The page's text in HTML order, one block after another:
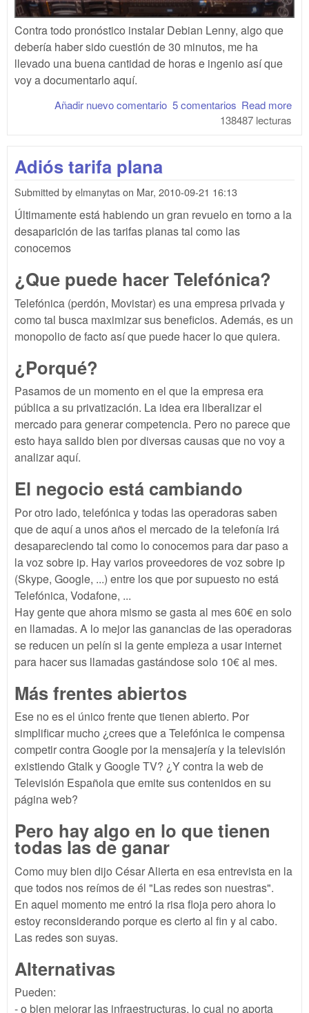
Contra todo pronóstico instalar Debian Lenny, algo que
debería haber sido cuestión de 30 minutos, me ha
llevado una buena cantidad de horas e ingenio así que
voy a documentarlo aquí.
Read more
5 comentarios
Añadir nuevo comentario
138487 lecturas
Adiós tarifa plana
Submitted byelmanytason Mar, 2010-09-21 16:13
Últimamente está habiendo un gran revuelo en torno a la
desaparición de las tarifas planas tal como las
conocemos
¿Que puede hacer Telefónica?
Telefónica (perdón, Movistar) es una empresa privada y
como tal busca maximizar sus beneficios. Además, es un
monopolio de facto así que puede hacer lo que quiera.
¿Porqué?
Pasamos de un momento en el que la empresa era
pública a su privatización. La idea era liberalizar el
mercado para generar competencia. Pero no parece que
esto haya salido bien por diversas causas que no voy a
analizar aquí.
El negocio está cambiando
Por otro lado, telefónica y todas las operadoras saben
que de aquí a unos años el mercado de la telefonía irá
desapareciendo tal como lo conocemos para dar paso a
la voz sobre ip. Hay varios proveedores de voz sobre ip
(Skype, Google, ...) entre los que por supuesto no está
Telefónica, Vodafone, ...
Hay gente que ahora mismo se gasta al mes 60€ en solo
en llamadas. A lo mejor las ganancias de las operadoras
se reducen un pelín si la gente empieza a usar internet
para hacer sus llamadas gastándose solo 10€ al mes.
Más frentes abiertos
Ese no es el único frente que tienen abierto. Por
simplificar mucho ¿crees que a Telefónica le compensa
competir contra Google por la mensajería y la televisión
existiendo Gtalk y Google TV? ¿Y contra la web de
Televisión Española que emite sus contenidos en su
página web?
Pero hay algo en lo que tienen
todas las de ganar
Como muy bien dijo César Alierta en esa entrevista en la
que todos nos reímos de él "Las redes son nuestras".
En aquel momento me entró la risa floja pero ahora lo
estoy reconsiderando porque es cierto al fin y al cabo.
Las redes son suyas.
Alternativas
Pueden:
- o bien mejorar las infraestructuras, lo cual no aporta